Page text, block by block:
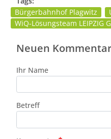
Bürgerbahnhof Plagwitz
WiQ-Lösungsteam LEIPZIG
Neuen
Ihr Name
Betreff